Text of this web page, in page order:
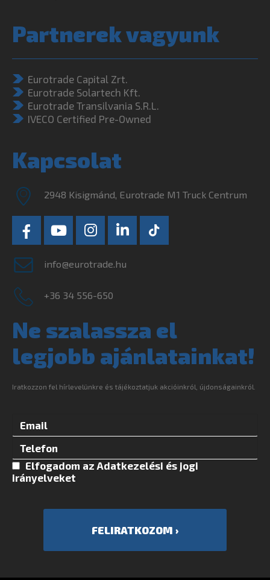
Partnerek vagyunk
Eurotrade Capital Zrt.
Eurotrade Solartech Kft.
Eurotrade Transilvania S.R.L.
IVECO Certified Pre-Owned
Kapcsolat
2948 Kisigmánd, Eurotrade M1 Truck Centrum
info@eurotrade.hu
+36 34 556-650
Ne szalassza el
legjobb ajánlatainkat!
Iratkozzon fel hírlevelünkre és tájékoztatjuk akcióinkról, újdonságainkról.
Elfogadom az Adatkezelési és jogi
irányelveket